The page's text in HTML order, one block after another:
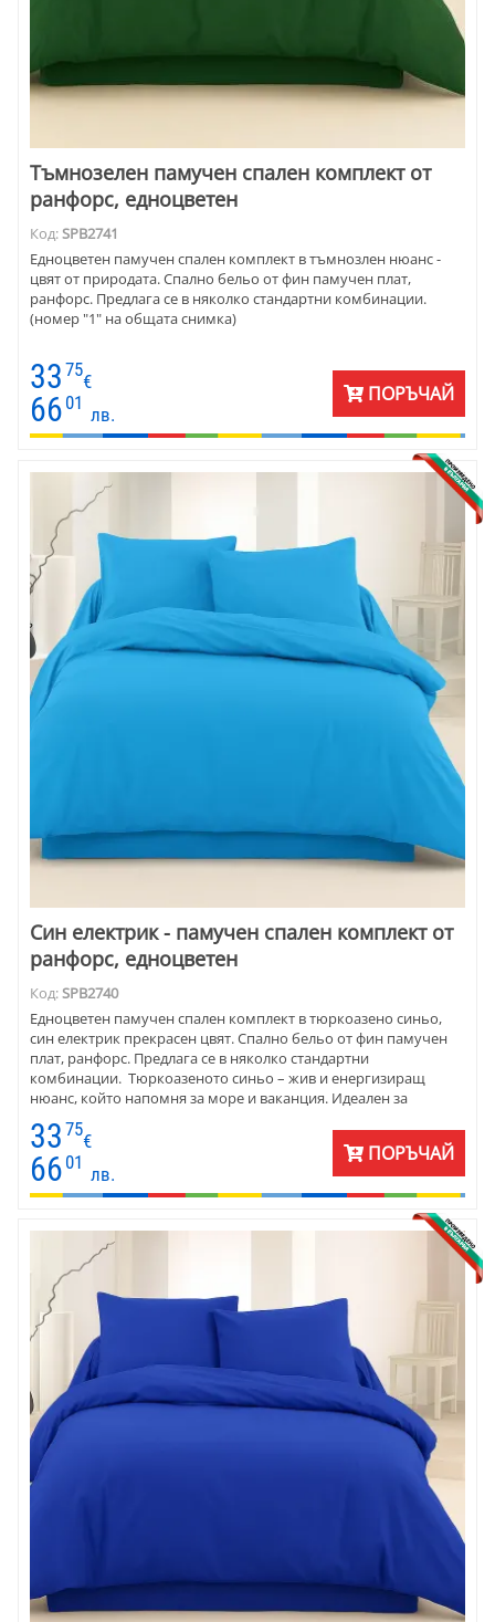
Тъмнозелен памучен спален комплект от
ранфорс, едноцветен
Код:SPB2741
Едноцветен памучен спален комплект в тъмнозлен нюанс -
цвят от природата. Спално бельо от фин памучен плат,
ранфорс. Предлага се в няколко стандартни комбинации.
(номер "1" на общата снимка)
33 75
€
66 01
лв.
ПОРЪЧАЙ
Син електрик - памучен спален комплект от
ранфорс, едноцветен
Код:SPB2740
Едноцветен памучен спален комплект в тюркоазено синьо,
син електрик прекрасен цвят. Спално бельо от фин памучен
плат, ранфорс. Предлага се в няколко стандартни
комбинации. Тюркоазеното синьо – жив и енергизиращ
нюанс, който напомня за море и ваканция. Идеален за
33 75
€
66 01
лв.
ПОРЪЧАЙ